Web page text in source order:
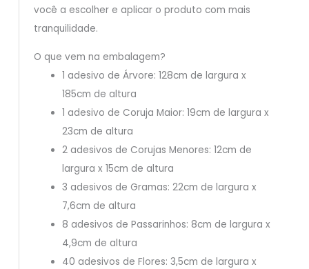
você a escolher e aplicar o produto com mais
tranquilidade.
O que vem na embalagem?
1 adesivo de Árvore: 128cm de largura x
185cm de altura
1 adesivo de Coruja Maior: 19cm de largura x
23cm de altura
2 adesivos de Corujas Menores: 12cm de
largura x 15cm de altura
3 adesivos de Gramas: 22cm de largura x
7,6cm de altura
8 adesivos de Passarinhos: 8cm de largura x
4,9cm de altura
40 adesivos de Flores: 3,5cm de largura x